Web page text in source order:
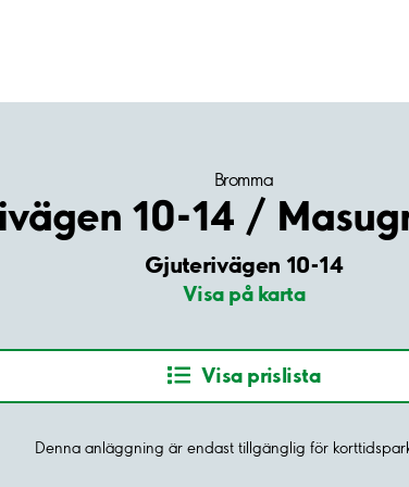
Bromma
10-14 /
Gjuterivägen 10-14
Visa på karta
Visa prislista
Denna anläggning är endast tillgänglig för